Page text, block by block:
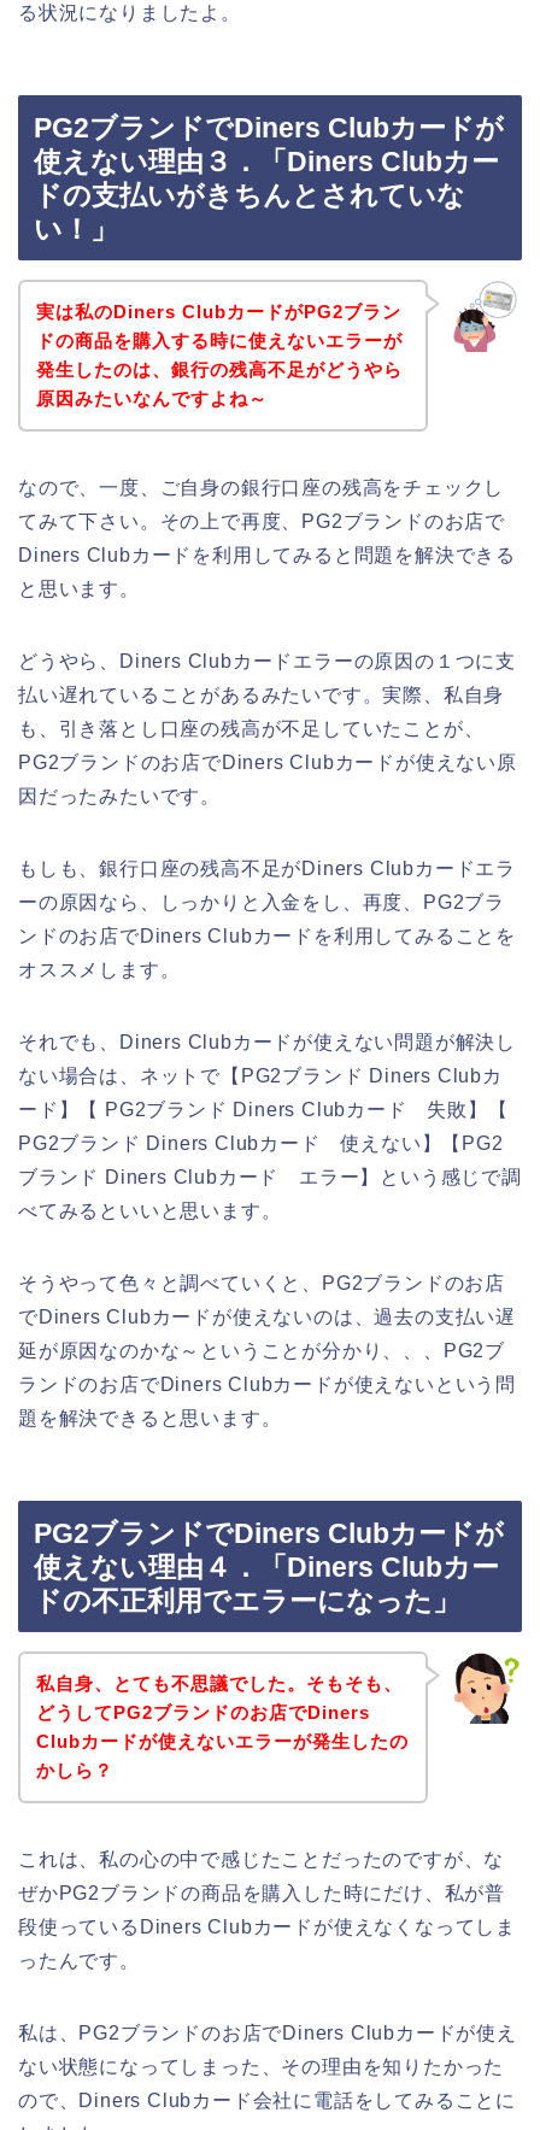
る状況になりましたよ。
PG2ブランドでDiners Clubカードが
使えない理由３．「Diners Clubカー
ドの支払いがきちんとされていな
い！」
実は私のDiners ClubカードがPG2ブラン
ドの商品を購入する時に使えないエラーが
発生したのは、銀行の残高不足がどうやら
原因みたいなんですよね～
なので、一度、ご自身の銀行口座の残高をチェックし
てみて下さい。その上で再度、PG2ブランドのお店で
Diners Clubカードを利用してみると問題を解決できる
と思います。
どうやら、Diners Clubカードエラーの原因の１つに支
払い遅れていることがあるみたいです。実際、私自身
も、引き落とし口座の残高が不足していたことが、
PG2ブランドのお店でDiners Clubカードが使えない原
因だったみたいです。
もしも、銀行口座の残高不足がDiners Clubカードエラ
ーの原因なら、しっかりと入金をし、再度、PG2ブラ
ンドのお店でDiners Clubカードを利用してみることを
オススメします。
それでも、Diners Clubカードが使えない問題が解決し
ない場合は、ネットで【PG2ブランド Diners Clubカ
ード】【 PG2ブランド Diners Clubカード 失敗】【
PG2ブランド Diners Clubカード 使えない】【PG2
ブランド Diners Clubカード エラー】という感じで調
べてみるといいと思います。
そうやって色々と調べていくと、PG2ブランドのお店
でDiners Clubカードが使えないのは、過去の支払い遅
延が原因なのかな～ということが分かり、、、PG2ブ
ランドのお店でDiners Clubカードが使えないという問
題を解決できると思います。
PG2ブランドでDiners Clubカードが
使えない理由４．「Diners Clubカー
ドの不正利用でエラーになった」
私自身、とても不思議でした。そもそも、
どうしてPG2ブランドのお店でDiners
Clubカードが使えないエラーが発生したの
かしら？
これは、私の心の中で感じたことだったのですが、な
ぜかPG2ブランドの商品を購入した時にだけ、私が普
段使っているDiners Clubカードが使えなくなってしま
ったんです。
私は、PG2ブランドのお店でDiners Clubカードが使え
ない状態になってしまった、その理由を知りたかった
ので、Diners Clubカード会社に電話をしてみることに